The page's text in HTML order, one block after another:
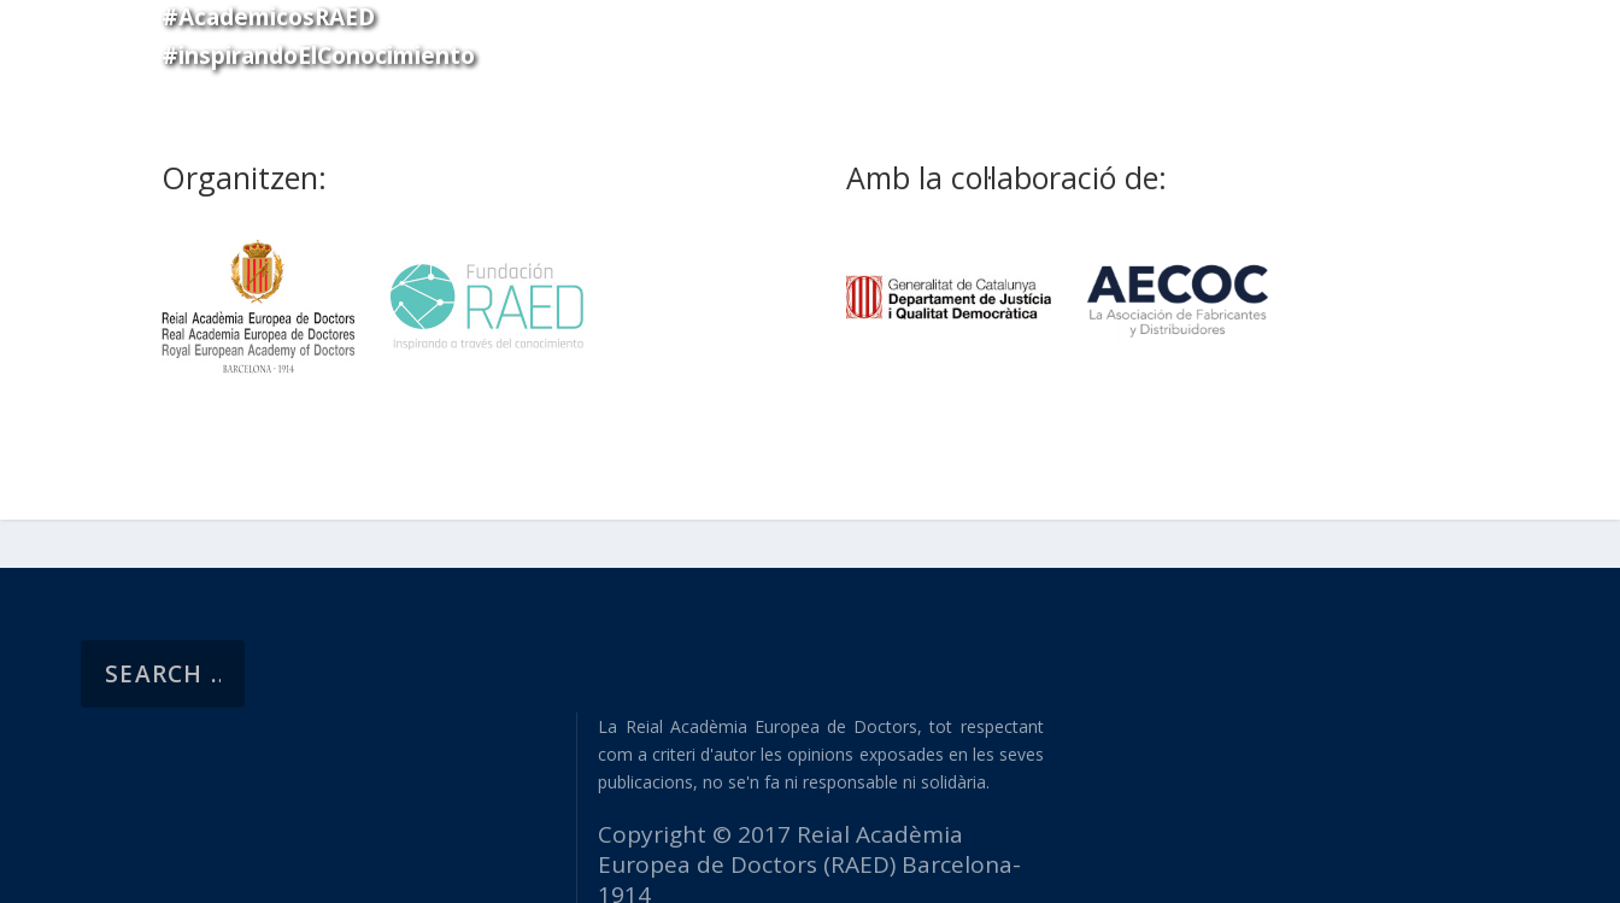
#AcademicosRAED
#inspirandoElConocimiento
Organitzen: Amb la col·laboració de:
La Reial Acadèmia Europea de Doctors, tot respectant
com a criteri d'autor les opinions exposades en les seves
publicacions, no se'n fa ni responsable ni solidària.
Copyright © 2017 Reial Acadèmia
Europea de Doctors (RAED) Barcelona-
1914